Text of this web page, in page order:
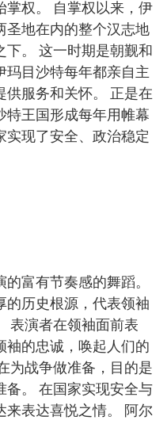
掌权。 自掌权以来，伊
圣地在内的整个汉志地
下。 这一时期是朝觐和
玛目沙特每年都亲自主
供服务和关怀。 正是在
特王国形成每年用帷幕
实现了安全、政治稳定
富有节奏感的舞蹈。
的历史根源，代表领袖
表演者在领袖面前表
袖的忠诚，唤起人们的
为战争做准备，目的是
备。 在国家实现安全与
来表达喜悦之情。 阿尔